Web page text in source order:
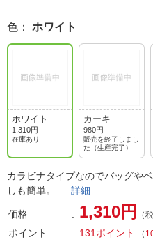
色 ： ホワイト
ホワイト
1,310円
在庫あり
カーキ
980円
販売を終了しまし
た（生産完了）
カラビナタイプなのでバッグや
しも簡単。 詳細
価格 1,310円 （
ポイント 131ポイント （